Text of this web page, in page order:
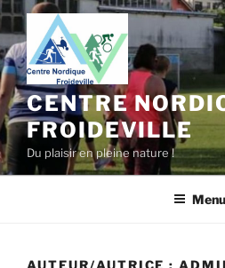
Aller
au
contenu
principal
CENTRE
FROIDEVILLE
Du plaisir en pleine nature !
Menu